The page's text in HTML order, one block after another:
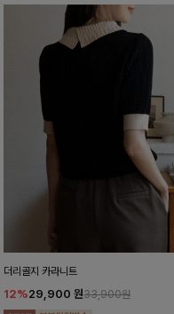
더리골지 카라니트
12%29,900 원33,900원